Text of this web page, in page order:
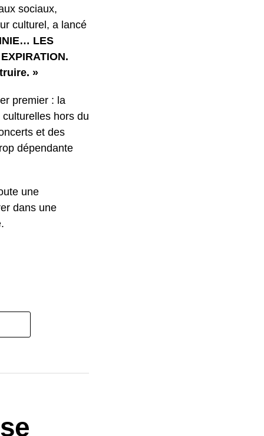
sociaux,
culturel, a lancé
LES
»
premier : la
hors du
et des
dépendante
une
dans une